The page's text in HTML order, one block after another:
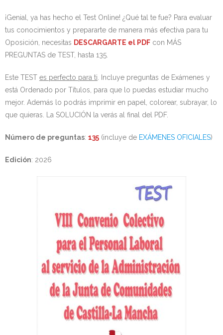
¡Genial, ya has hecho el Test Online! ¿Qué tal te fue? Para evaluar
tus conocimientos y prepararte de manera más efectiva para tu
Oposición, necesitas DESCARGARTE el PDF con MÁS
PREGUNTAS de TEST, hasta 135.
Este TEST es perfecto para ti . Incluye preguntas de Exámenes y
está Ordenado por Títulos, para que lo puedas estudiar mucho
mejor. Además lo podrás imprimir en papel, colorear, subrayar, lo
que quieras. La SOLUCIÓN la verás al final del PDF.
Número de preguntas: 135 (incluye de EXÁMENES OFICIALES)
Edición: 2026